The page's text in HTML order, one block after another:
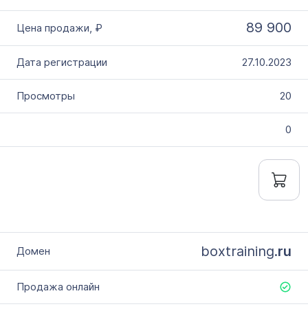
89 900
27.10.2023
20
0
boxtraining.ru